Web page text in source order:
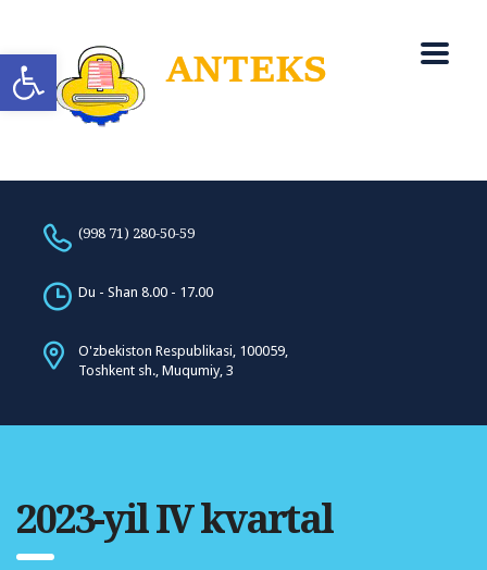
Open toolbar
(998 71) 280-50-59
Du - Shan 8.00 - 17.00
O'zbekiston Respublikasi, 100059,
Toshkent sh., Muqumiy, 3
2023-yil IV kvartal